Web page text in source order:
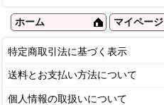
ホーム マイページ
特定商取引法に基づく表示
送料とお支払い方法について
個人情報の取扱いについて